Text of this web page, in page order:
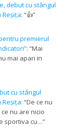
debut cu stângul
Reșița: “👍”
premierul
: “Mai
mai apari in
cu stângul
Reșița: “De ce nu
nu are nicio
sportiva cu…”